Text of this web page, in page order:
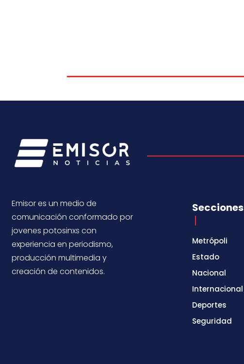
Emisor es un medio de
comunicación conformado por
jovenes potosinxs con
experiencia en periodismo,
producción multimedia y
creación de contenidos.
Secciones
Metrópoli
Estado
Nacional
Internacional
Deportes
Seguridad